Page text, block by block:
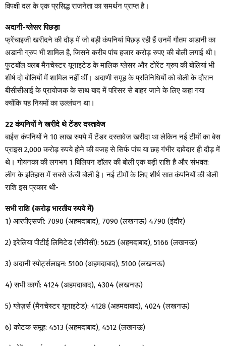
विपक्षी दल के एक प्रसिद्ध राजनेता का समर्थन प्राप्त है।
अदानी-ग्लेसर पिछड़ा
फ्रेंचाइजी खरीदने की दौड़ में जो बड़ी कंपनियां पिछड़ रही हैं उनमें गौतम अडानी का
अडानी ग्रुप भी शामिल है, जिसने करीब पांच हजार करोड़ रुपए की बोली लगाई थी।
फुटबॉल क्लब मैनचेस्टर यूनाइटेड के मालिक ग्लेसर और टोरेंट ग्रुप की बोलियां भी
शीर्ष दो बोलियों में शामिल नहीं थीं। अदाणी समूह के प्रतिनिधियों को बोली के दौरान
बीसीसीआई के प्रायोजक के साथ बाद में परिसर से बाहर जाने के लिए कहा गया
क्योंकि यह नियमों का उल्लंघन था।
22 कंपनियों ने खरीदे थे टेंडर दस्तावेज
बाईस कंपनियों ने 10 लाख रुपये में टेंडर दस्तावेज खरीदा था लेकिन नई टीमों का बेस
प्राइस 2,000 करोड़ रुपये होने की वजह से सिर्फ पांच या छह गंभीर दावेदार ही दौड़ में
थे। गोयनका की लगभग 1 बिलियन डॉलर की बोली एक बड़ी राशि है और संभवत:
लीग के इतिहास में सबसे ऊंची बोली है। नई टीमों के लिए शीर्ष सात कंपनियों की बोली
राशि इस प्रकार थी-
सभी राशि (करोड़ भारतीय रुपये में)
1) आरपीएसजी: 7090 (अहमदाबाद), 7090 (लखनऊ) 4790 (इंदौर)
2) इरेलिया पीटीई लिमिटेड (सीवीसी): 5625 (अहमदाबाद), 5166 (लखनऊ)
3) अदानी स्पोर्ट्सलाइन: 5100 (अहमदाबाद), 5100 (लखनऊ)
4) सभी कार्गो: 4124 (अहमदाबाद), 4304 (लखनऊ)
5) ग्लेज़र्स (मैनचेस्टर यूनाइटेड): 4128 (अहमदाबाद), 4024 (लखनऊ)
6) कोटक समूह: 4513 (अहमदाबाद), 4512 (लखनऊ)